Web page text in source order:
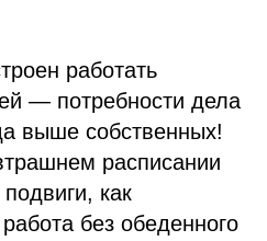
работать
— потребности дела
выше собственных!
расписании
как
без обеденного